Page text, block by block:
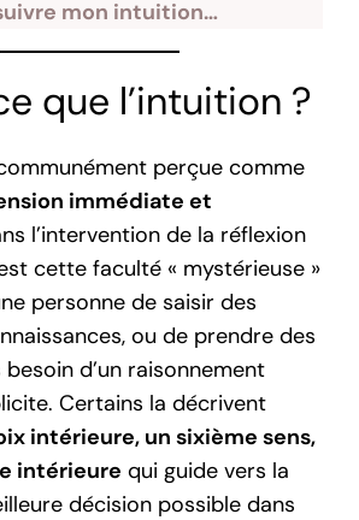
mon intuition…
que l’intuition ?
perçue comme
immédiate et
l’intervention de la réflexion
cette faculté « mystérieuse »
personne de saisir des
ou de prendre des
d’un raisonnement
Certains la décrivent
intérieure, un sixième sens,
intérieure qui guide vers la
décision possible dans